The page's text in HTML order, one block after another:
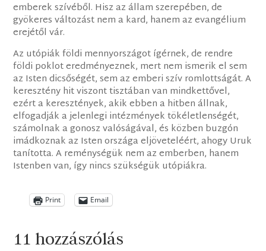
emberek szívéből. Hisz az állam szerepében, de
gyökeres változást nem a kard, hanem az evangélium
erejétől vár.
Az utópiák​ földi mennyországot ígérnek, ​de ​rendre
földi poklot eredményeznek, mert nem ismerik el sem
az Isten dicsőségét, sem az emberi szív romlottságát.​ A
keresztény hit viszont tisztában van mindkettővel,
ezért a keresztények, akik ebben a hitben állnak,
elfogadják a jelenlegi intézmények tökéletlenségét,
számolnak a gonosz valóságával, és közben buzgón
imádkoznak az Isten országa eljöveteléért, ahogy Uruk
tanította. A reménységük nem az emberben, hanem
Istenben van, így nincs szükségük utópiákra.
Print Email
11 hozzászólás